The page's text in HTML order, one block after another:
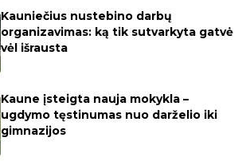
Kauniečius nustebino darbų
organizavimas: ką tik sutvarkyta gatvė
vėl išrausta
Kaune įsteigta nauja mokykla –
ugdymo tęstinumas nuo darželio iki
gimnazijos